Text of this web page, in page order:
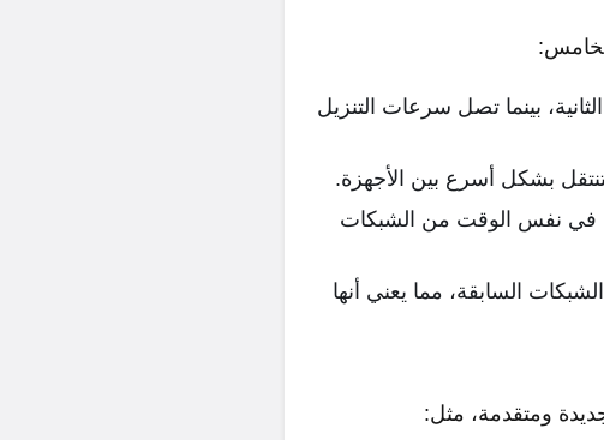
تنزيل تصل إلى 10 جيجابت في الثانية، بينما تصل سرعات التنزيل
بشكل أسرع بين الأجهزة.
في نفس الوقت من الشبكات
السابقة، مما يعني أنها
ومتقدمة، مثل: